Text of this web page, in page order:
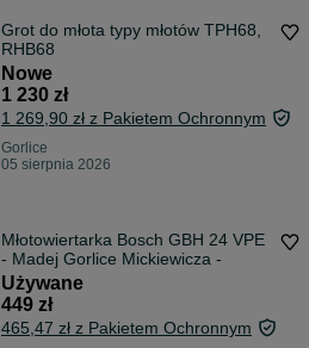
Grot do młota typy młotów TPH68,
RHB68
Nowe
1 230 zł
1 269,90 zł z Pakietem Ochronnym
Gorlice
05 sierpnia 2026
Młotowiertarka Bosch GBH 24 VPE
- Madej Gorlice Mickiewicza -
Używane
449 zł
465,47 zł z Pakietem Ochronnym